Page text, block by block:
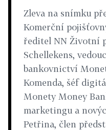
Zleva na snímku
Komerční
ředitel NN Životní
Schellekens,
bankovnictví
Komenda, šéf
Monety Money
marketingu a
Petřina, člen